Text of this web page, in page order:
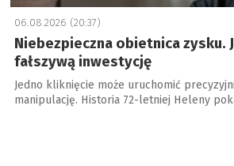
06.08.2026 (20:37)
Niebezpieczna obietnica zysku.
fałszywą inwestycję
Jedno kliknięcie może uruchomić
manipulację. Historia 72-letniej Heleny